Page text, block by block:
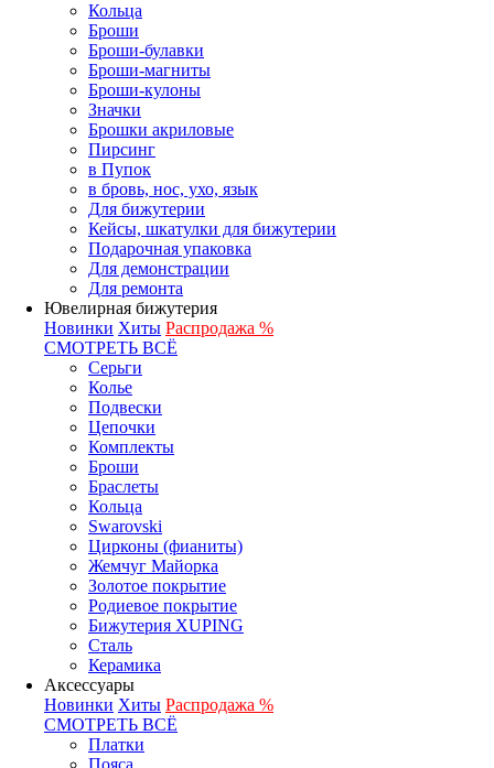
Кольца
Броши
Броши-булавки
Броши-магниты
Броши-кулоны
Значки
Брошки акриловые
Пирсинг
в Пупок
в бровь, нос, ухо, язык
Для бижутерии
Кейсы, шкатулки для бижутерии
Подарочная упаковка
Для демонстрации
Для ремонта
Ювелирная бижутерия
Новинки Хиты Распродажа %
СМОТРЕТЬ ВСЁ
Серьги
Колье
Подвески
Цепочки
Комплекты
Броши
Браслеты
Кольца
Swarovski
Цирконы (фианиты)
Жемчуг Майорка
Золотое покрытие
Родиевое покрытие
Бижутерия XUPING
Сталь
Керамика
Аксессуары
Новинки Хиты Распродажа %
СМОТРЕТЬ ВСЁ
Платки
Пояса